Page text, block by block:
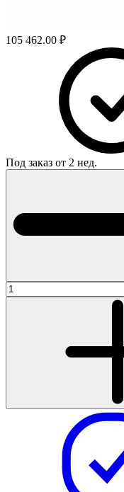
105 462.00 ₽
Под заказ от 2 нед.